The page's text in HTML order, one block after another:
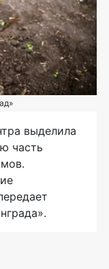
выделила
часть